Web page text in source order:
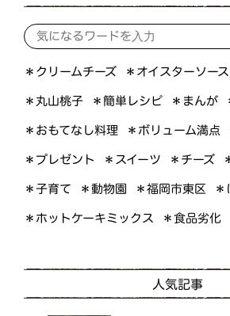
＊クリームチーズ ＊オイスターソース
＊丸山桃子 ＊簡単レシピ ＊まんが
＊おもてなし料理 ＊ボリューム満点
＊プレゼント ＊スイーツ ＊チーズ
＊子育て ＊動物園 ＊福岡市東区 ＊
＊ホットケーキミックス ＊食品劣化
人気記事